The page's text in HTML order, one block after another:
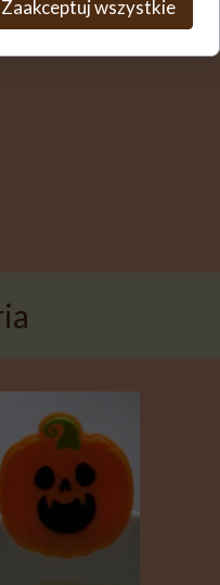
Zaakceptuj wszystkie